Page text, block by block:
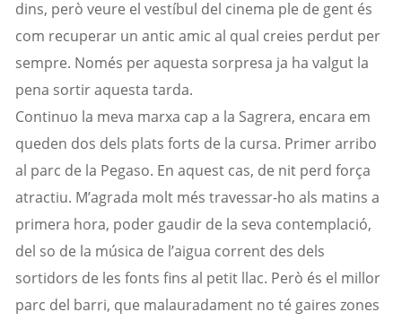
dins, però veure el vestíbul del cinema ple de gent és
com recuperar un antic amic al qual creies perdut per
sempre. Només per aquesta sorpresa ja ha valgut la
pena sortir aquesta tarda.
Continuo la meva marxa cap a la Sagrera, encara em
queden dos dels plats forts de la cursa. Primer arribo
al parc de la Pegaso. En aquest cas, de nit perd força
atractiu. M’agrada molt més travessar-ho als matins a
primera hora, poder gaudir de la seva contemplació,
del so de la música de l’aigua corrent des dels
sortidors de les fonts fins al petit llac. Però és el millor
parc del barri, que malauradament no té gaires zones